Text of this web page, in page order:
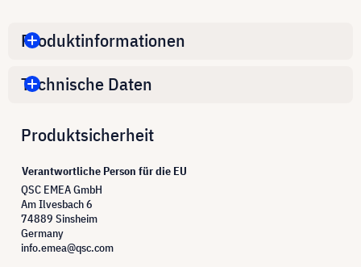
Produktinformationen
Technische Daten
Produktsicherheit
Verantwortliche Person für die EU
QSC EMEA GmbH
Am Ilvesbach 6
74889 Sinsheim
Germany
info.emea@qsc.com